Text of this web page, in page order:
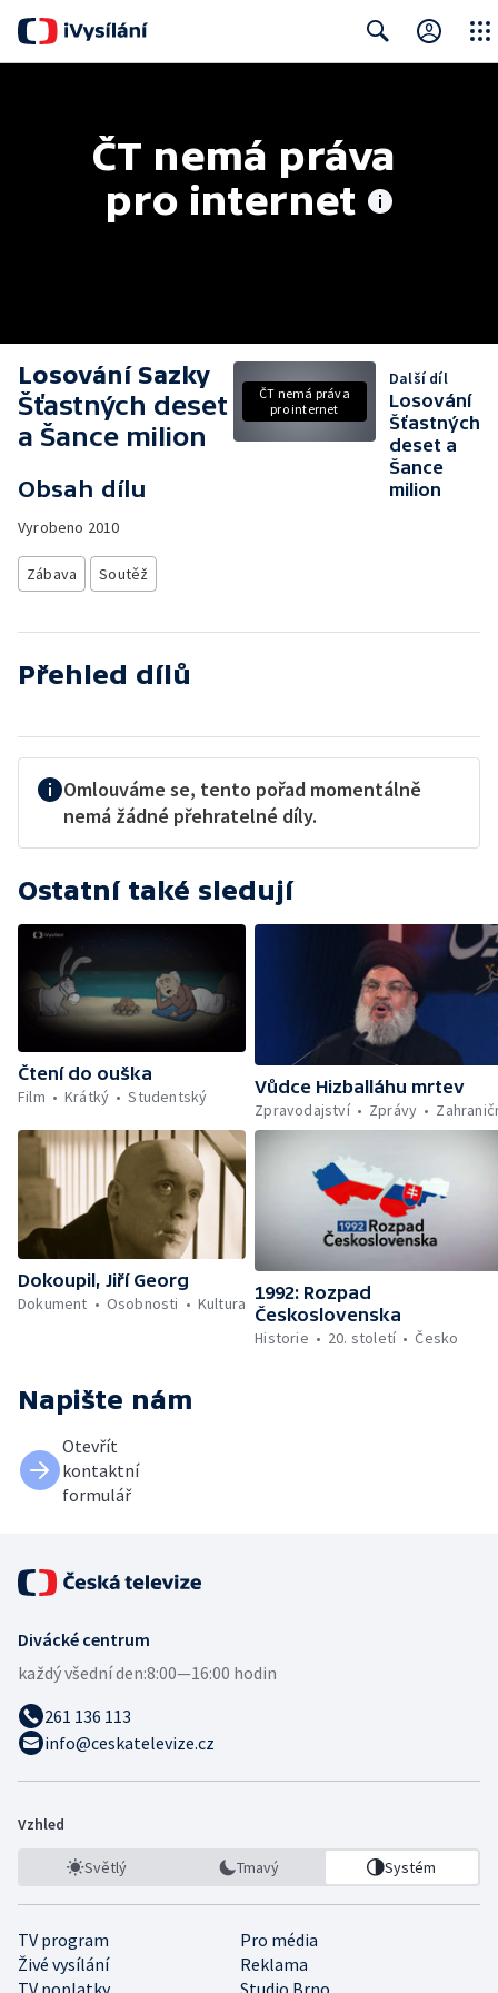
ČT nemá práva
pro internet
Losování Sazky
Šťastných deset
a Šance milion
Obsah dílu
Vyrobeno 2010
Zábava Soutěž
ČT nemá práva
pro internet
Další díl
Losování
Šťastných
deset a
Šance
milion
Přehled dílů
Omlouváme se, tento pořad momentálně
nemá žádné přehratelné díly.
Ostatní také sledují
Čtení do ouška
Film
Krátký Studentský
Vůdce Hizballáhu mrtev
Zpravodajství
Zprávy
Dokoupil, Jiří Georg
Dokument
Osobnosti Kultura
1992: Rozpad
Československa
Historie
20. století Česko
Napište nám
Otevřít
kontaktní
formulář
Divácké centrum
každý všední den:8:00—16:00 hodin
261 136 113
info@ceskatelevize.cz
Vzhled
Světlý Tmavý Systém
TV program
Pro média
Živé vysílání
Reklama